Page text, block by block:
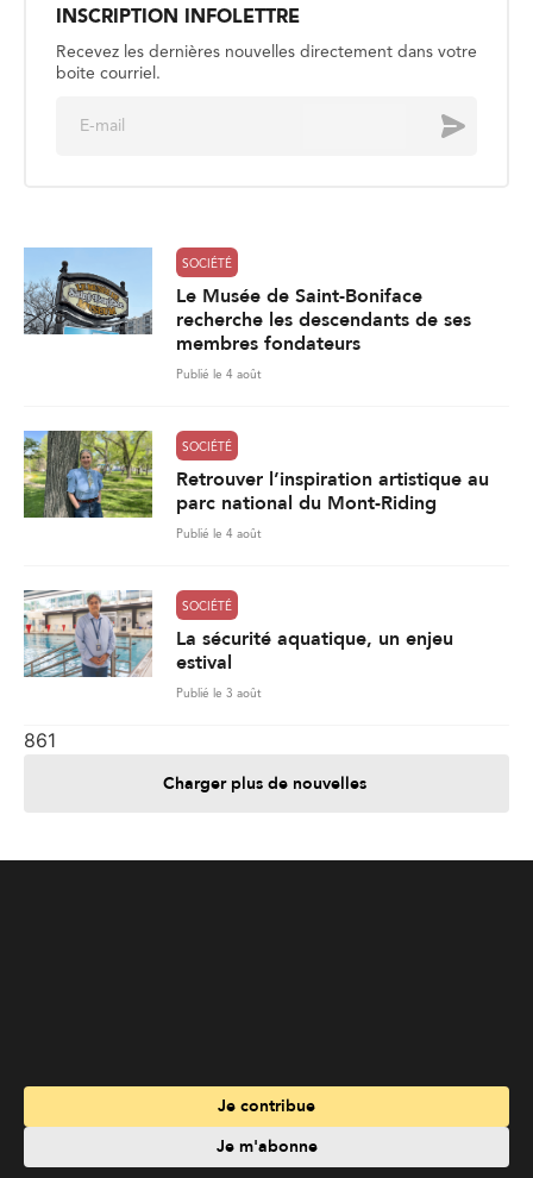
l
recherche les descendants de ses
SOCIÉTÉ
Retrouver l’inspiration artistique au
parc national du Mont-Riding
Publié le 4 août
La sécurité aquatique, un enjeu
estival
Publié le 3 août
Charger plus de nouvelles
Je contribue
Services